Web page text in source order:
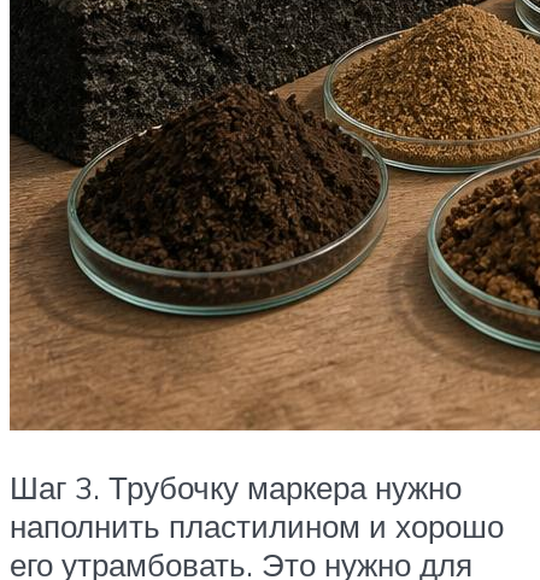
Шаг 3. Трубочку маркера нужно
наполнить пластилином и хорошо
его утрамбовать. Это нужно для